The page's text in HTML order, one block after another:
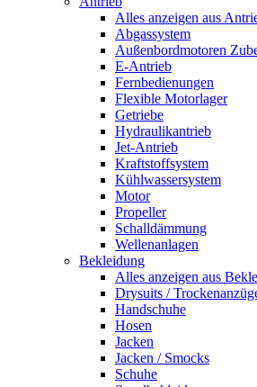
Alles anzeigen aus
Abgassystem
Außenbordmotoren
E-Antrieb
Fernbedienungen
Flexible Motorlager
Getriebe
Hydraulikantrieb
Jet-Antrieb
Kraftstoffsystem
Kühlwassersystem
Motor
Propeller
Schalldämmung
Wellenanlagen
Bekleidung
Alles anzeigen aus
Drysuits /
Handschuhe
Hosen
Jacken
Jacken / Smocks
Schuhe